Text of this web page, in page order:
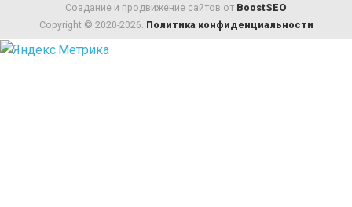
Создание и продвижение сайтов от BoostSEO
Copyright © 2020-2026. Политика конфиденциальности